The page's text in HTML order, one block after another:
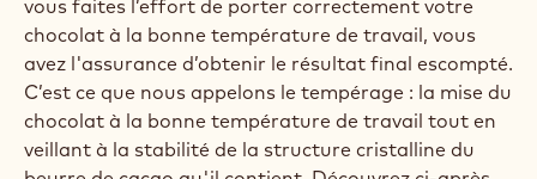
qui est essentiel pour avoir un chocolat prêt à être
travaillé. Durant le tempérage, le beurre de cacao
contenu dans le chocolat prend la forme de cristaux
stables. Le produit fini sera ainsi parfait, avec un
éclat satiné et un croquant marqué. La rétractation
du chocolat sera également améliorée lors du